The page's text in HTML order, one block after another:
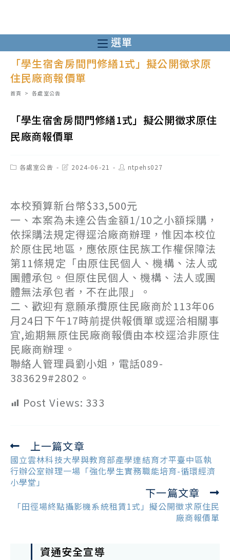
至
主
內
選單
「學生宿舍房間門修繕1式」擬公開徵求原
住民廠商報價單
首頁 > 各處室公告
「學生宿舍房間門修繕1式」擬公開徵求原住
民廠商報價單
Post各處室公告
Post2024-06-21
Post
author:
ntpehs027
本校預算新台幣$33,500元
一、本案為未達公告金額1/10之小額採購，
依採購法規定得逕洽廠商辦理，惟因本校位
於原住民地區，應依原住民族工作權保障法
第11條規定「由原住民個人、機構、法人或
團體承包。但原住民個人、機構、法人或團
體無法承包者，不在此限」。
二、歡迎有意願承攬原住民廠商於113年06
月24日下午17時前提供報價單或逕洽相關事
宜,逾期無原住民廠商報價由本校逕洽非原住
民廠商辦理。
聯絡人管理員劉小姐，電話089-
383629#2802。
Post Views: 333
Read
more
articles
上一篇文章
國立雲林科技大學與教育部產學連結育才平臺中區執
行辦公室辦理一場「強化學生實務職能培育-循環經濟
小學堂」
下一篇文章
「田徑場終點攝影機系統租賃1式」擬公開徵求原住民
廠商報價單
資通安全宣導